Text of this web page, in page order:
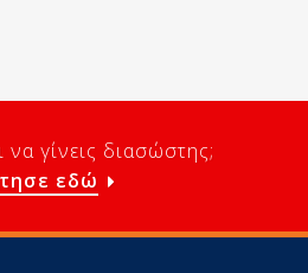
να γίνεις διασώστης;
εδώ